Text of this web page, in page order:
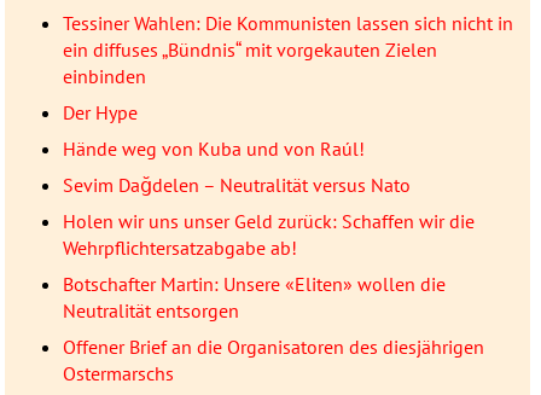
Tessiner Wahlen: Die Kommunisten lassen sich nicht in
ein diffuses „Bündnis“ mit vorgekauten Zielen
einbinden
Der Hype
Hände weg von Kuba und von Raúl!
Sevim Dağdelen – Neutralität versus Nato
Holen wir uns unser Geld zurück: Schaffen wir die
Wehrpflichtersatzabgabe ab!
Botschafter Martin: Unsere «Eliten» wollen die
Neutralität entsorgen
Offener Brief an die Organisatoren des diesjährigen
Ostermarschs